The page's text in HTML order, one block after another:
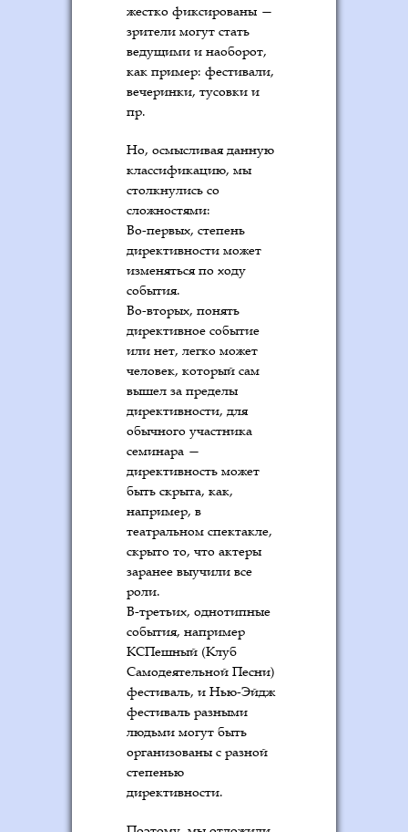
жестко фиксированы —
зрители могут стать
ведущими и наоборот,
как пример: фестивали,
вечеринки, тусовки и
пр.
Но, осмысливая данную
классификацию, мы
столкнулись со
сложностями:
Во-первых, степень
директивности может
изменяться по ходу
события.
Во-вторых, понять
директивное событие
или нет, легко может
человек, который сам
вышел за пределы
директивности, для
обычного участника
семинара —
директивность может
быть скрыта, как,
например, в
театральном спектакле,
скрыто то, что актеры
заранее выучили все
роли.
В-третьих, однотипные
события, например
КСПешный (Клуб
Самодеятельной Песни)
фестиваль, и Нью-Эйдж
фестиваль разными
людьми могут быть
организованы с разной
степенью
директивности.